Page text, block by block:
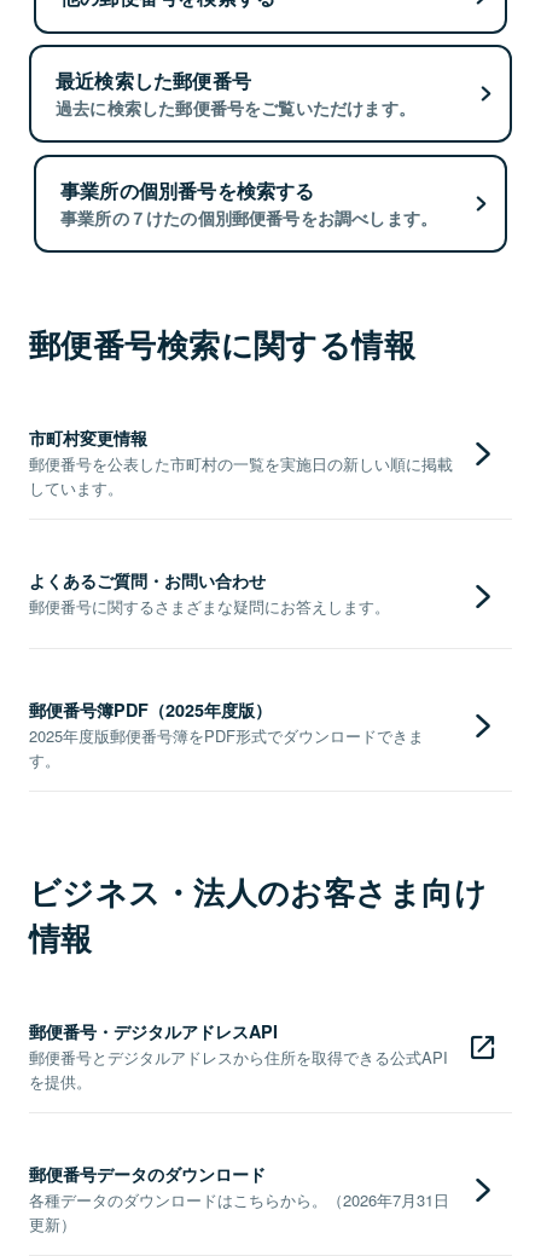
最近検索した郵便番号
過去に検索した郵便番号をご覧いただけます。
事業所の個別番号を検索する
事業所の７けたの個別郵便番号をお調べします。
郵便番号検索に関する情報
市町村変更情報
郵便番号を公表した市町村の一覧を実施日の新しい順に掲載
しています。
よくあるご質問・お問い合わせ
郵便番号に関するさまざまな疑問にお答えします。
郵便番号簿PDF（2025年度版）
2025年度版郵便番号簿をPDF形式でダウンロードできま
す。
ビジネス・法人のお客さま向け
情報
郵便番号・デジタルアドレスAPI
郵便番号とデジタルアドレスから住所を取得できる公式API
を提供。
郵便番号データのダウンロード
各種データのダウンロードはこちらから。（2026年7月31日
更新）